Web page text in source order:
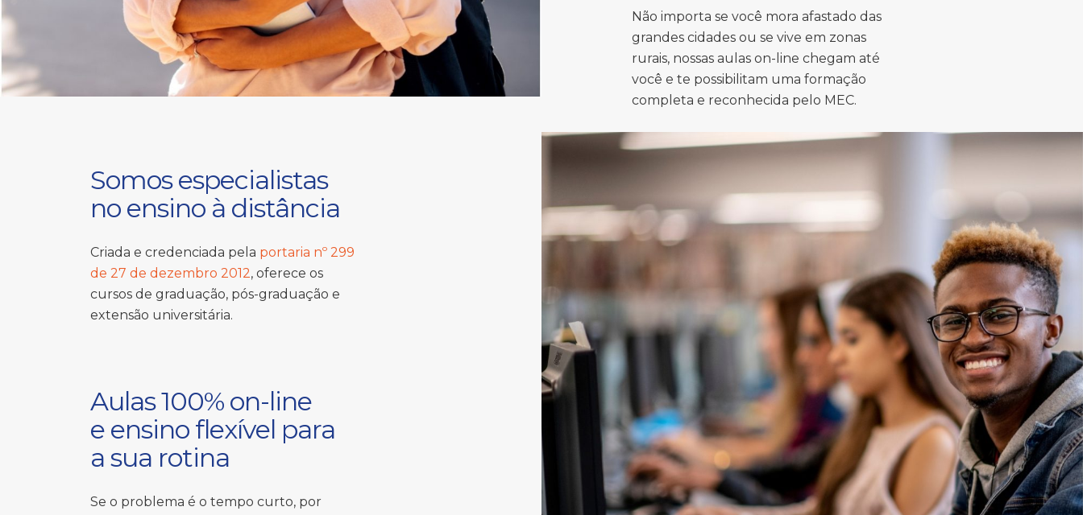
Não importa se você mora afastado das
grandes cidades ou se vive em zonas
rurais, nossas aulas on-line chegam até
você e te possibilitam uma formação
completa e reconhecida pelo MEC.
Somos especialistas
no ensino à distância
Criada e credenciada pela portaria nº 299
de 27 de dezembro 2012, oferece os
cursos de graduação, pós-graduação e
extensão universitária.
Aulas 100% on-line
e ensino flexível para
a sua rotina
Se o problema é o tempo curto, por